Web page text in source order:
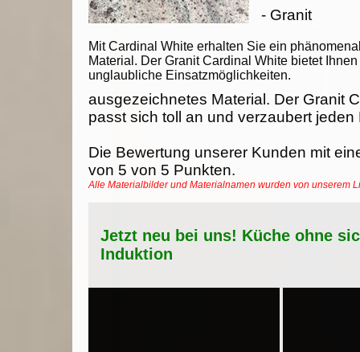
Mit Cardinal White erhalten Sie ein
Material. Der Granit Cardinal White bietet Ihnen
unglaubliche Einsatzmöglichkeiten.
- Granit
ausgezeichnetes Material. Der Granit
passt sich toll an und verzaubert jeden
Die Bewertung unserer Kunden mit
von 5 von 5 Punkten.
Alle Materialbilder und Materialnamen wurden von unserem
Jetzt neu bei uns! Küche ohne
Induktion